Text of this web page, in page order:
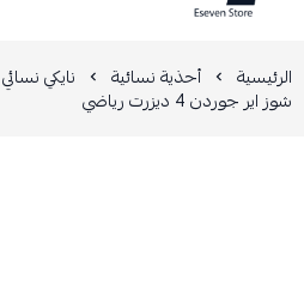
الرئيسية أحذية نسائية نايكي نسائي
شوز اير جوردن 4 ديزرت رياضي